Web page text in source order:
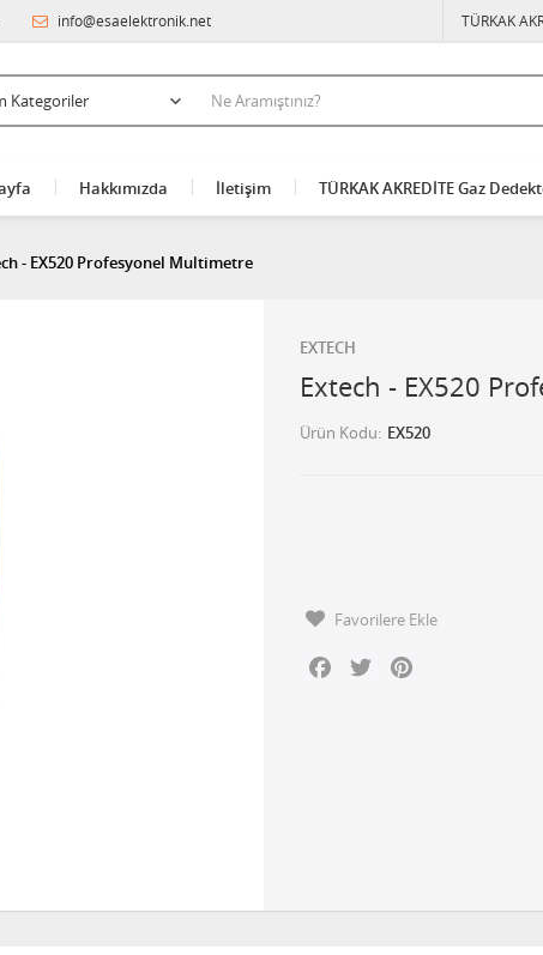
info@esaelektronik.net TÜRKAK
Hakkımızda İletişim TÜRKAK AKREDİTE Gaz
- EX520 Profesyonel Multimetre
EXTECH
Extech - EX520
Ürün Kodu EX520
Favorilere Ekle
Facebook
Twitter